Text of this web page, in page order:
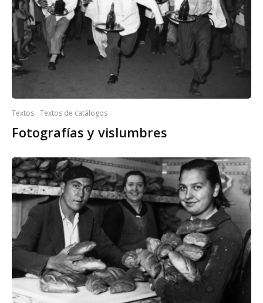
Textos Textos de catálogos
Fotografías y vislumbres